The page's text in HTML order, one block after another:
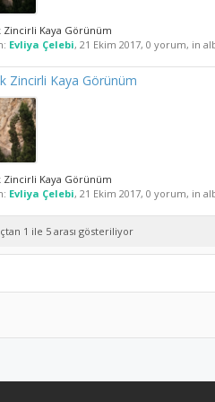
Zincirli Kaya Görünüm
Evliya Çelebi, 21 Ekim 2017, 0 yorum, in
Zincirli Kaya Görünüm
Zincirli Kaya Görünüm
Evliya Çelebi, 21 Ekim 2017, 0 yorum, in
1 ile 5 arası gösteriliyor